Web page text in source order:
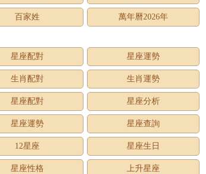
百家姓 萬年曆2026年
星座配對 星座運勢
生肖配對 生肖運勢
星座配對 星座分析
星座運勢 星座查詢
12星座 星座生日
星座性格 上升星座